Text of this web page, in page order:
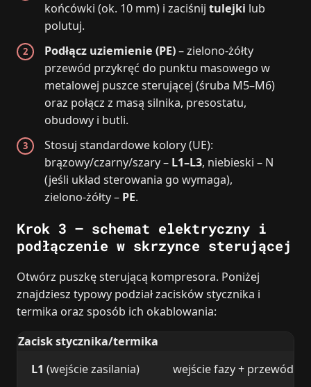
końcówki (ok. 10 mm) i zaciśnijtulejki lub
polutuj.
Podłącz uziemienie (PE)– zielono‑żółty
przewód przykręć do punktu masowego w
metalowej puszce sterującej (śruba M5–M6)
oraz połącz z masą silnika, presostatu,
obudowy i butli.
Stosuj standardowe kolory (UE):
brązowy/czarny/szary – L1–L3, niebieski – N
(jeśli układ sterowania go wymaga),
zielono‑żółty – PE.
Krok 3 – schemat elektryczny i
podłączenie w skrzynce sterującej
Otwórz puszkę sterującą kompresora. Poniżej
znajdziesz typowy podział zacisków stycznika i
termika oraz sposób ich okablowania:
Zacisk stycznika/termika
L1 (wejście zasilania) wejście fazy + przewód